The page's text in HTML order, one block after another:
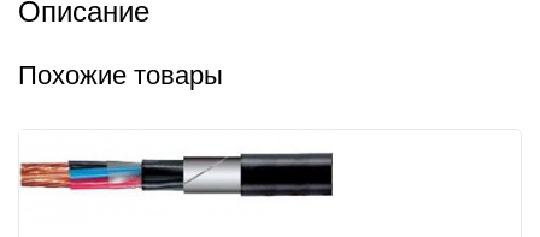
Описание
Похожие товары